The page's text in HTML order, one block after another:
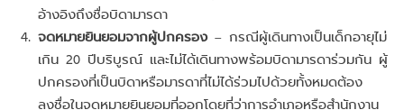
อ้างอิงถึงชื่อบิดามารดา
จดหมายยินยอมจากผู้ปกครอง– กรณีผู้เดินทางเป็นเด็กอายุไม่
เกิน 20 ปีบริบูรณ์ และไม่ได้เดินทางพร้อมบิดามารดาร่วมกัน ผู้
ปกครองที่เป็นบิดาหรือมารดาที่ไม่ได้ร่วมไปด้วยทั้งหมดต้อง
ลงชื่อในจดหมายยินยอมที่ออกโดยที่ว่าการอำเภอหรือสำนักงาน